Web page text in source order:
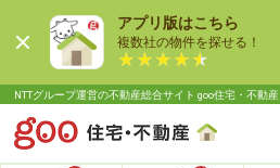
アプリ版はこちら
複数社の物件を探せる！
NTTグループ運営の不動産総合サイト goo住宅・不動産